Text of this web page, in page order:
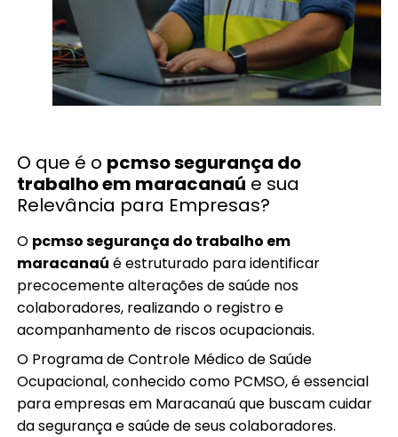
O que é o pcmso segurança do
trabalho em maracanaú e sua
Relevância para Empresas?
O pcmso segurança do trabalho em
maracanaú é estruturado para identificar
precocemente alterações de saúde nos
colaboradores, realizando o registro e
acompanhamento de riscos ocupacionais.
O Programa de Controle Médico de Saúde
Ocupacional, conhecido como PCMSO, é essencial
para empresas em Maracanaú que buscam cuidar
da segurança e saúde de seus colaboradores.